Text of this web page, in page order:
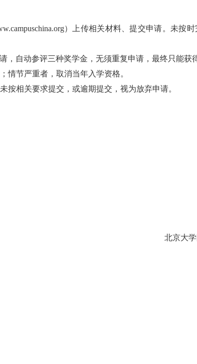
）
上传相关材料、提交申请。未按
，自动参评三种奖学金，无须重复申请，最终只能获
情节严重者，取消当年入学资格。
按相关要求提交，或逾期提交，视为放弃申请。
北京大